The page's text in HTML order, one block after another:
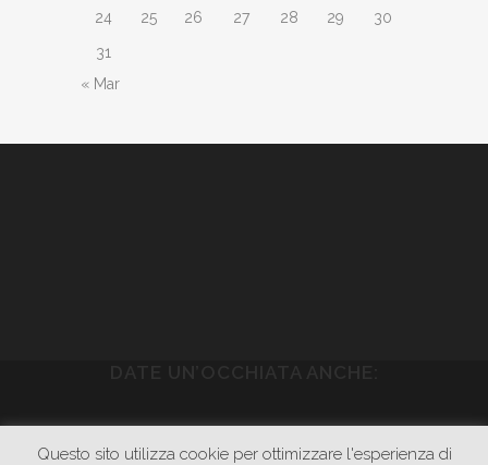
24
25 26 27 28 29
30
31
« Mar
Questo sito utilizza cookie per ottimizzare l'esperienza di